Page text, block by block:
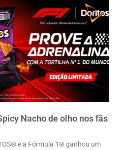
Nacho de olho nos fãs
e a Fórmula 1® ganhou um